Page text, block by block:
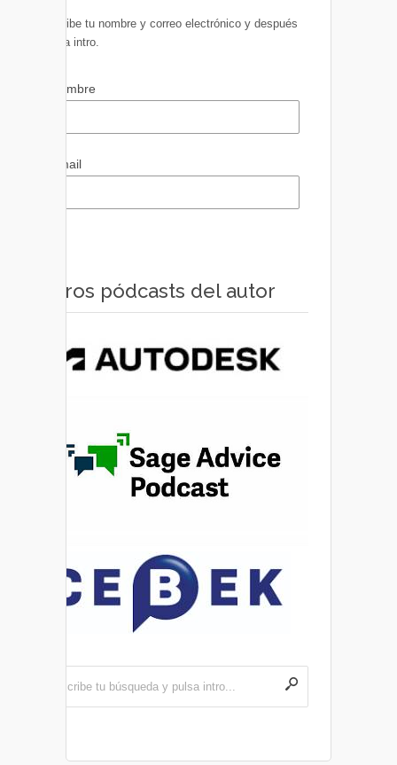
Escribe tu nombre y correo electrónico y después
pulsa intro.
Nombre
Email
Otros pódcasts del autor